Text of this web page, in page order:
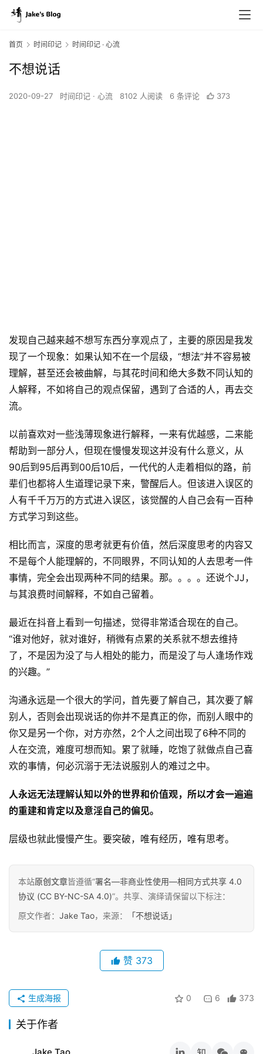
首页 时间印记 时间印记 · 心流
不想说话
2020-09-27 时间印记 · 心流 8102 人阅读 6 条评论 373
发现自己越来越不想写东西分享观点了，主要的原因是我发
现了一个现象：如果认知不在一个层级，“想法”并不容易被
理解，甚至还会被曲解，与其花时间和绝大多数不同认知的
人解释，不如将自己的观点保留，遇到了合适的人，再去交
流。
以前喜欢对一些浅薄现象进行解释，一来有优越感，二来能
帮助到一部分人，但现在慢慢发现这并没有什么意义，从
90后到95后再到00后10后，一代代的人走着相似的路，前
辈们也都将人生道理记录下来，警醒后人。但该进入误区的
人有千千万万的方式进入误区，该觉醒的人自己会有一百种
方式学习到这些。
相比而言，深度的思考就更有价值，然后深度思考的内容又
不是每个人能理解的，不同眼界，不同认知的人去思考一件
事情，完全会出现两种不同的结果。那。。。。还说个JJ，
与其浪费时间解释，不如自己留着。
最近在抖音上看到一句描述，觉得非常适合现在的自己。
“谁对他好，就对谁好，稍微有点累的关系就不想去维持
了，不是因为没了与人相处的能力，而是没了与人逢场作戏
的兴趣。”
沟通永远是一个很大的学问，首先要了解自己，其次要了解
别人，否则会出现说话的你并不是真正的你，而别人眼中的
你又是另一个你，对方亦然，2个人之间出现了6种不同的
人在交流，难度可想而知。累了就睡，吃饱了就做点自己喜
欢的事情，何必沉溺于无法说服别人的难过之中。
人永远无法理解认知以外的世界和价值观，所以才会一遍遍
的重建和肯定以及意淫自己的偏见。
层级也就此慢慢产生。要突破，唯有经历，唯有思考。
本站原创文章皆遵循“署名—非商业性使用—相同方式共享 4.0
协议 (CC BY-NC-SA 4.0)”。共享、演绎请保留以下标注：
原文作者： Jake Tao，来源： 「不想说话」
赞 373
0 6 373
生成海报
关于作者